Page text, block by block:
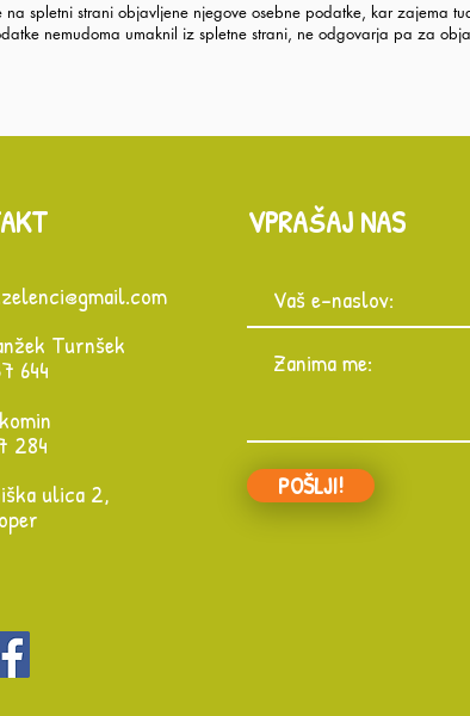
spletni strani objavljene njegove osebne podatke, kar zajema
nemudoma umaknil iz spletne strani, ne odgovarja pa za
Turnšek
644
284
ulica 2,
VPRAŠAJ NAS
POŠLJI!